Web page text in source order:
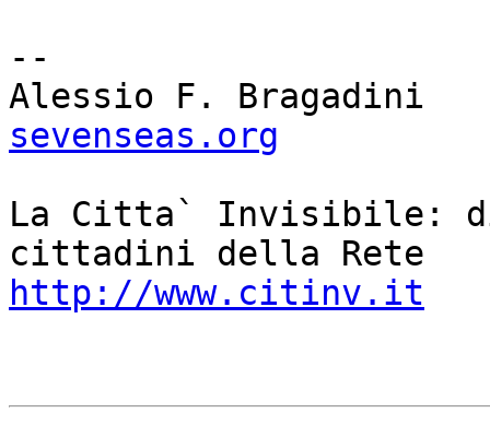
--
sevenseas.org
La Citta` Invisibile:
http://www.citinv.it